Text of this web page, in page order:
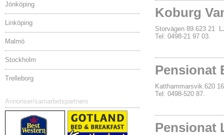
Jönköping
Linköping
Malmö
Stockholm
Trelleborg
Annonser/samarbetspartners
Koburg
Storvägen 89.623 21
Tel: 0498-21 97 03.
Pensionat
Katthammarsvik.620
Tel: 0498-520 87.
Pensionat